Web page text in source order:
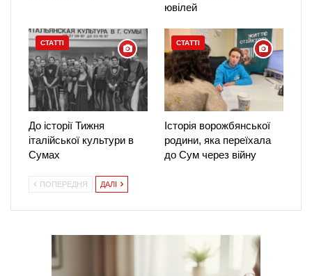
ювілей
СТАТТІ
До історії Тижня
італійської культури в
Сумах
СТАТТІ
Історія ворожбянської
родини, яка переїхала
до Сум через війну
ПОПЕРЕДНЯ ДАЛІ